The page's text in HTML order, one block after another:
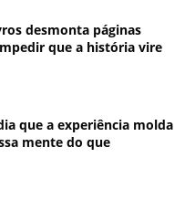
desmonta páginas
que a história vire
que a experiência molda
mente do que